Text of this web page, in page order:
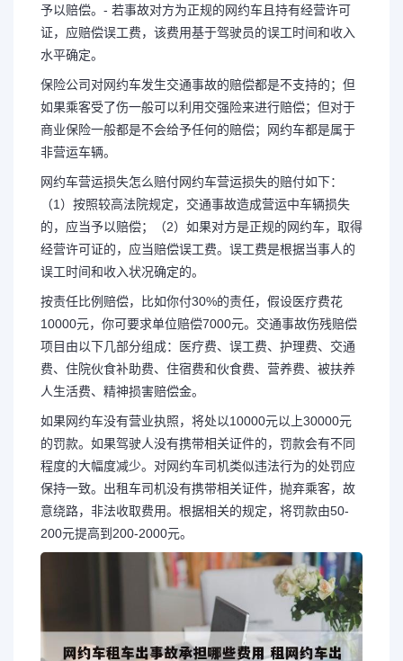
予以赔偿。- 若事故对方为正规的网约车且持有经营许可
证，应赔偿误工费，该费用基于驾驶员的误工时间和收入
水平确定。
保险公司对网约车发生交通事故的赔偿都是不支持的；但
如果乘客受了伤一般可以利用交强险来进行赔偿；但对于
商业保险一般都是不会给予任何的赔偿；网约车都是属于
非营运车辆。
网约车营运损失怎么赔付网约车营运损失的赔付如下：
（1）按照较高法院规定，交通事故造成营运中车辆损失
的，应当予以赔偿；（2）如果对方是正规的网约车，取得
经营许可证的，应当赔偿误工费。误工费是根据当事人的
误工时间和收入状况确定的。
按责任比例赔偿，比如你付30%的责任，假设医疗费花
10000元，你可要求单位赔偿7000元。交通事故伤残赔偿
项目由以下几部分组成：医疗费、误工费、护理费、交通
费、住院伙食补助费、住宿费和伙食费、营养费、被扶养
人生活费、精神损害赔偿金。
如果网约车没有营业执照，将处以10000元以上30000元
的罚款。如果驾驶人没有携带相关证件的，罚款会有不同
程度的大幅度减少。对网约车司机类似违法行为的处罚应
保持一致。出租车司机没有携带相关证件，抛弃乘客，故
意绕路，非法收取费用。根据相关的规定，将罚款由50-
200元提高到200-2000元。